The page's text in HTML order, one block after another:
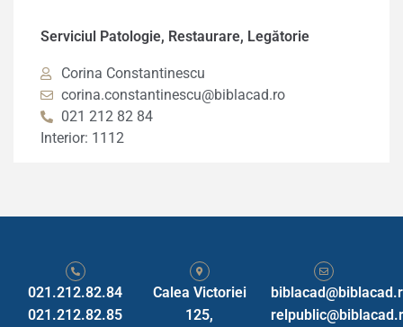
Serviciul Patologie, Restaurare, Legătorie
Corina Constantinescu
corina.constantinescu@biblacad.ro
021 212 82 84
Interior: 1112
021.212.82.84
021.212.82.85
Calea Victoriei
125,